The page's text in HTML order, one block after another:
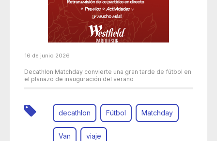
16 de junio 2026
Decathlon Matchday convierte una gran tarde de fútbol en
el planazo de inauguración del verano
decathlon Fútbol Matchday
Van viaje